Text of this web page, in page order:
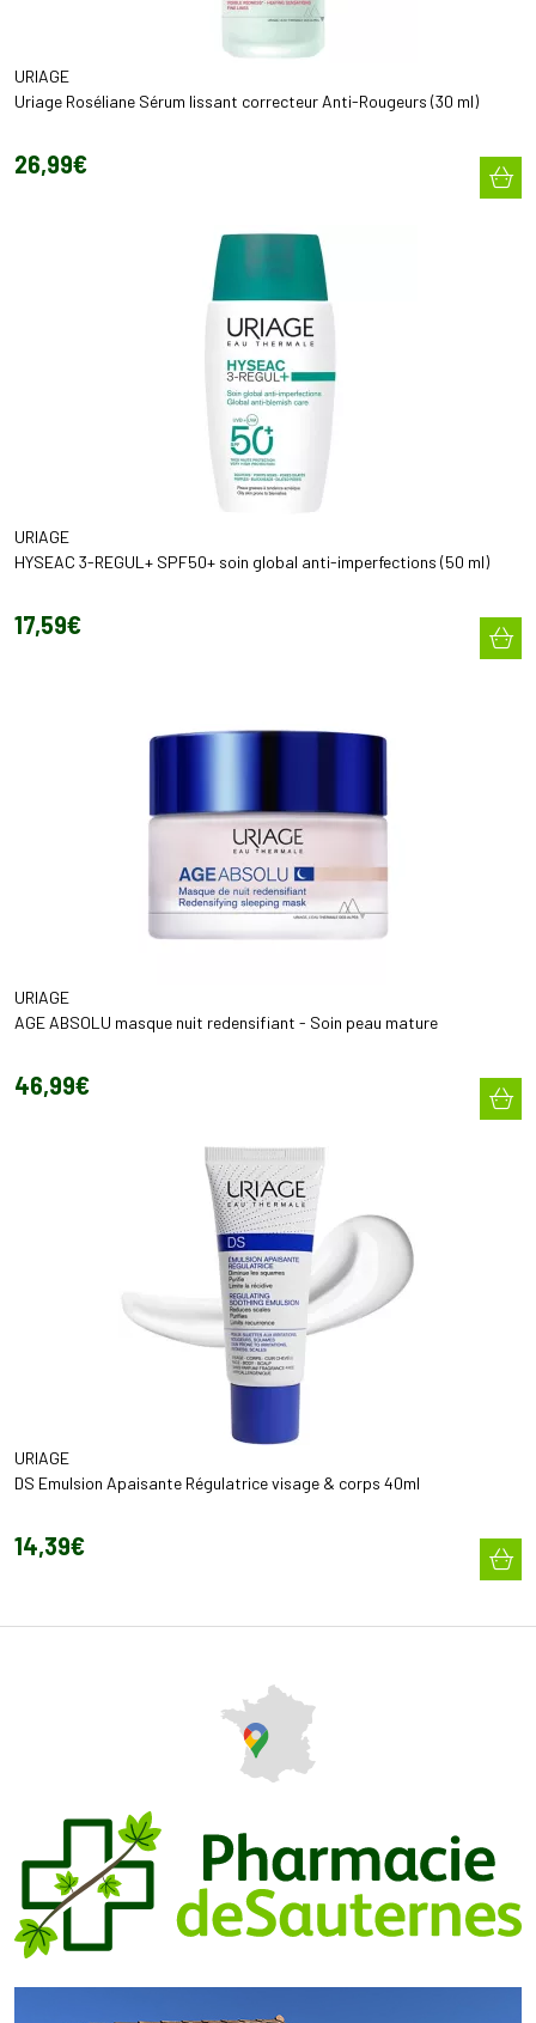
URIAGE
Uriage Roséliane Sérum lissant correcteur Anti-Rougeurs (30 ml)
26,99€
URIAGE
HYSEAC 3-REGUL+ SPF50+ soin global anti-imperfections (50 ml)
17,59€
URIAGE
AGE ABSOLU masque nuit redensifiant - Soin peau mature
46,99€
URIAGE
DS Emulsion Apaisante Régulatrice visage & corps 40ml
14,39€